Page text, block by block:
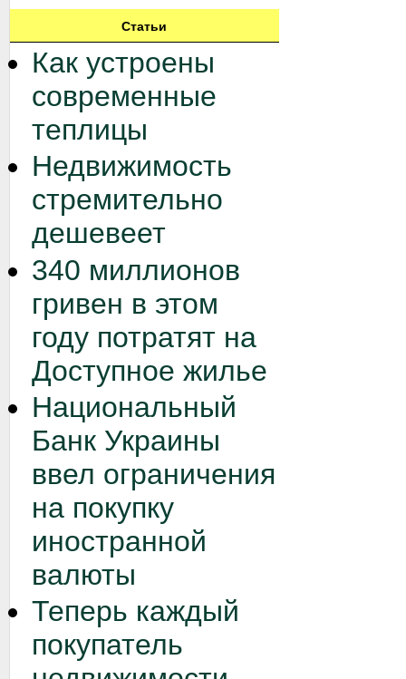
Статьи
Как устроены
современные
теплицы
Недвижимость
стремительно
дешевеет
340 миллионов
гривен в этом
году потратят на
Доступное жилье
Национальный
Банк Украины
ввел ограничения
на покупку
иностранной
валюты
Теперь каждый
покупатель